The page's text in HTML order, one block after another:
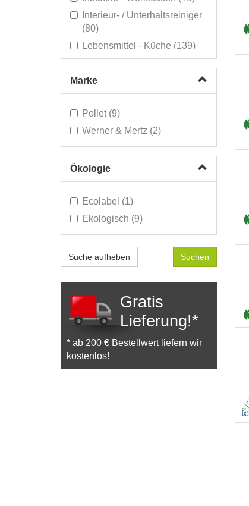
Interieur- / Unterhaltsreiniger
(80)
Lebensmittel - Küche (139)
Quick & Easy System (7)
Sanitärreiniger (144)
Switch System (8)
TERSANO OZONE (5)
Waschmittel (50)
Zubehör Produkte (34)
Marke
Pollet (9)
Werner & Mertz (2)
Ökologie
Ecolabel (1)
Ekologisch (9)
Suche aufheben
Gratis
Lieferung!*
* ab 200 € Bestellwert liefern wir
kostenlos!